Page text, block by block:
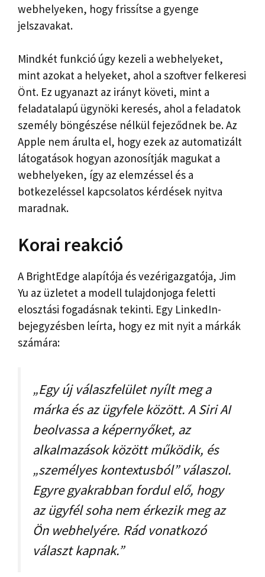
webhelyeken, hogy frissítse a gyenge
jelszavakat.
Mindkét funkció úgy kezeli a webhelyeket,
mint azokat a helyeket, ahol a szoftver felkeresi
Önt. Ez ugyanazt az irányt követi, mint a
feladatalapú ügynöki keresés, ahol a feladatok
személy böngészése nélkül fejeződnek be. Az
Apple nem árulta el, hogy ezek az automatizált
látogatások hogyan azonosítják magukat a
webhelyeken, így az elemzéssel és a
botkezeléssel kapcsolatos kérdések nyitva
maradnak.
Korai reakció
A BrightEdge alapítója és vezérigazgatója, Jim
Yu az üzletet a modell tulajdonjoga feletti
elosztási fogadásnak tekinti. Egy LinkedIn-
bejegyzésben leírta, hogy ez mit nyit a márkák
számára:
„Egy új válaszfelület nyílt meg a
márka és az ügyfele között. A Siri AI
beolvassa a képernyőket, az
alkalmazások között működik, és
„személyes kontextusból” válaszol.
Egyre gyakrabban fordul elő, hogy
az ügyfél soha nem érkezik meg az
Ön webhelyére. Rád vonatkozó
választ kapnak.”